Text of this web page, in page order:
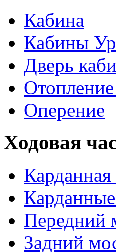
Кабина
Кабины
Дверь
Оперение
Ходовая
Карданная
Передний
Задний